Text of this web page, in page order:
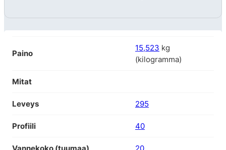
Paino
15,523 kg
(kilogramma)
Mitat
Leveys 295
Profiili 40